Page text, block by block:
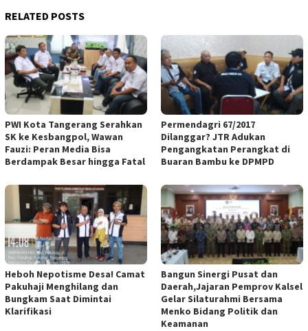
RELATED POSTS
PWI Kota Tangerang Serahkan
SK ke Kesbangpol, Wawan
Fauzi: Peran Media Bisa
Berdampak Besar hingga Fatal
Permendagri 67/2017
Dilanggar? JTR Adukan
Pengangkatan Perangkat di
Buaran Bambu ke DPMPD
Heboh Nepotisme Desa! Camat
Pakuhaji Menghilang dan
Bungkam Saat Dimintai
Klarifikasi
Bangun Sinergi Pusat dan
Daerah,Jajaran Pemprov Kalsel
Gelar Silaturahmi Bersama
Menko Bidang Politik dan
Keamanan